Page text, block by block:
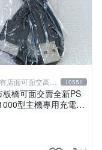
店面可面交高價 10551
板橋可面交賣全新PS
便宜只賣99元